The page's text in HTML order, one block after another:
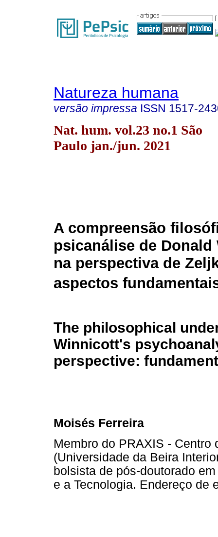
Natureza humana
versão impressa ISSN 1517-
Nat. hum. vol.23 no.1 São
Paulo jan./jun. 2021
A compreensão
psicanálise de
na perspectiva de
aspectos
The philosophical
Winnicott's
perspective:
Moisés Ferreira
Membro do PRAXIS -
(Universidade da Beira
bolsista de pós-doutorado
e a Tecnologia. Endereço de